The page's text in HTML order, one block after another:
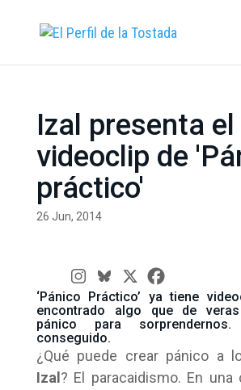
Izal presenta el
videoclip de
práctico'
26 Jun, 2014
‘Pánico Práctico’ ya tiene
encontrado algo que de
pánico para
conseguido.
¿Qué puede crear pánico a
Izal ? El paracaidismo. En una